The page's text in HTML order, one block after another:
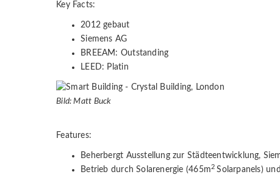
Key Facts:
2012 gebaut
Siemens AG
BREEAM: Outstanding
LEED: Platin
Bild: Matt Buck
Features:
Beherbergt Ausstellung zur Städteentwicklung,
Betrieb durch Solarenergie (465m 2 Solarpanels)